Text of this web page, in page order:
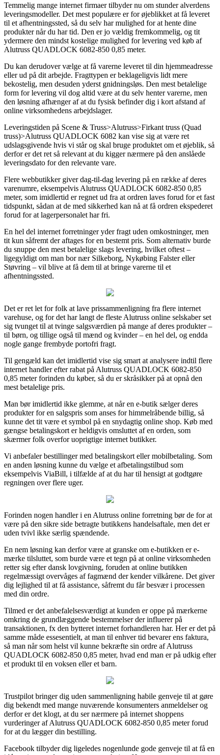
Temmelig mange internet firmaer tilbyder nu om stunder alverdens
leveringsmodeller. Det mest populære er for øjeblikket at få leveret
til et afhentningssted, så du selv har mulighed for at hente dine
produkter når du har tid. Den er jo vældig fremkommelig, og tit
ydermere den mindst kostelige mulighed for levering ved køb af
Alutruss QUADLOCK 6082-850 0,85 meter.
Du kan derudover vælge at få varerne leveret til din hjemmeadresse
eller ud på dit arbejde. Fragttypen er beklageligvis lidt mere
bekostelig, men desuden yderst gnidningsløs. Den mest betalelige
form for levering vil dog altid være at du selv henter varerne, men
den løsning afhænger af at du fysisk befinder dig i kort afstand af
online virksomhedens arbejdslager.
Leveringstiden på Scene & Truss>Alutruss>Firkant truss (Quad
truss)>Alutruss QUADLOCK 6082 kan vise sig at være ret
udslagsgivende hvis vi står og skal bruge produktet om et øjeblik, så
derfor er det ret så relevant at du kigger nærmere på den anslåede
leveringsdato for den relevante vare.
Flere webbutikker giver dag-til-dag levering på en række af deres
varenumre, eksempelvis Alutruss QUADLOCK 6082-850 0,85
meter, som imidlertid er regnet ud fra at ordren laves forud for et fast
tidspunkt, sådan at de med sikkerhed kan nå at få ordren ekspederet
forud for at lagerpersonalet har fri.
En hel del internet forretninger yder fragt uden omkostninger, men
tit kun såfremt der aftages for en bestemt pris. Som alternativ burde
du snuppe den mest betalelige slags levering, hvilket oftest –
ligegyldigt om man bor nær Silkeborg, Nykøbing Falster eller
Støvring – vil blive at få dem til at bringe varerne til et
afhentningssted.
Det er ret let for folk at lave prissammenligning fra flere internet
varehuse, og for det har langt de fleste Alutruss online selskaber set
sig tvunget til at tvinge salgsværdien på mange af deres produkter –
til børn, og tillige også til mænd og kvinder – en hel del, og endda
nogle gange frembyde portofri fragt.
Til gengæld kan det imidlertid vise sig smart at analysere indtil flere
internet handler efter rabat på Alutruss QUADLOCK 6082-850
0,85 meter forinden du køber, så du er skråsikker på at opnå den
mest betalelige pris.
Man bør imidlertid ikke glemme, at når en e-butik sælger deres
produkter for en salgspris som anses for himmelråbende billig, så
kunne det tit være et symbol på en snydagtig online shop. Køb med
gængse betalingskort er heldigvis omsluttet af en orden, som
skærmer folk overfor uoprigtige internet butikker.
Vi anbefaler bestillinger med betalingskort eller mobilbetaling. Som
en anden løsning kunne du vælge et afbetalingstilbud som
eksempelvis ViaBill, i tilfælde af at du har til hensigt at godtgøre
regningen over flere uger.
Forinden nogen handler i en Alutruss online forretning bør de for at
være på den sikre side betragte butikkens handelsaftale, men det er
uden tvivl ikke særlig spændende.
En nem løsning kan derfor være at granske om e-butikken er e-
mærke tilsluttet, som burde være et tegn på at online virksomheden
retter sig efter dansk lovgivning, foruden at online butikken
regelmæssigt overvåges af fagmænd der kender vilkårene. Det giver
dig lejlighed til at få assistance, såfremt du får besvær i processen
med din ordre.
Tilmed er det anbefalelsesværdigt at kunden er oppe på mærkerne
omkring de grundlæggende bestemmelser der influerer på
transaktionen, fx den bytteret internet forhandleren har. Her er det på
samme måde essesentielt, at man til enhver tid bevarer ens faktura,
så man når som helst vil kunne bekræfte sin ordre af Alutruss
QUADLOCK 6082-850 0,85 meter, hvad end man er på udkig efter
et produkt til en voksen eller et barn.
Trustpilot bringer dig uden sammenligning habile genveje til at gøre
dig bekendt med mange nuværende konsumenters anmeldelser og
derfor er det klogt, at du ser nærmere på internet shoppens
vurderinger af Alutruss QUADLOCK 6082-850 0,85 meter forud
for at du lægger din bestilling.
Facebook tilbyder dig ligeledes nogenlunde gode genveje til at få en